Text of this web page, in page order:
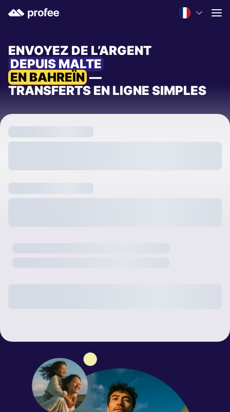
ENVOYEZ DE L’ARGENT
DEPUIS MALTE
EN BAHREÏN —
TRANSFERTS EN LIGNE SIMPLES